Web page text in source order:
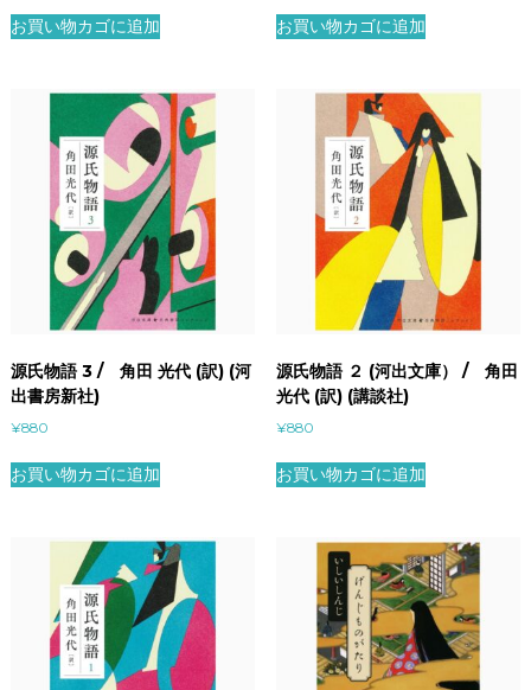
お買い物カゴに追加 お買い物カゴに追加
源氏物語 3 / 角田 光代 (訳) (河
出書房新社)
¥880
お買い物カゴに追加
源氏物語 ２ (河出文庫） / 角田
光代 (訳) (講談社)
¥880
お買い物カゴに追加